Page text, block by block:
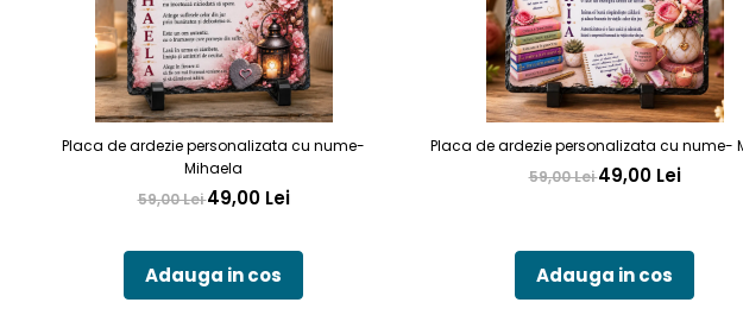
Placa de ardezie personalizata cu nume-
Mihaela
59,00 Lei49,00 Lei
Adauga in cos
Placa de ardezie personalizata cu nume-
59,00 Lei49,00 Lei
Adauga in cos